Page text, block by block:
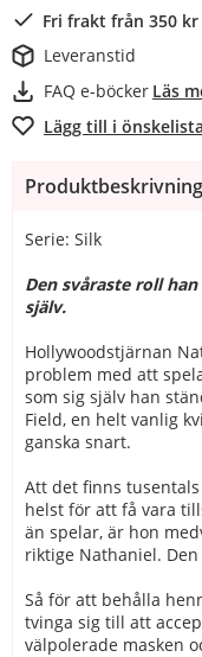
Fri frakt från 350 kr
Leveranstid
FAQ e-böcker Läs
Lägg till i önskelista
Produktbeskrivning
Serie: Silk
Den svåraste roll
själv.
Hollywoodstjärnan
problem med att
som sig själv han
Field, en helt vanlig
ganska snart.
Att det finns
helst för att få vara
än spelar, är hon
riktige Nathaniel.
Så för att behålla
tvinga sig till att
välpolerade masken